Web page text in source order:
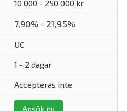
10 000 - 250 000 kr
7,90% - 21,95%
UC
1 - 2 dagar
Accepteras inte
Ansök nu